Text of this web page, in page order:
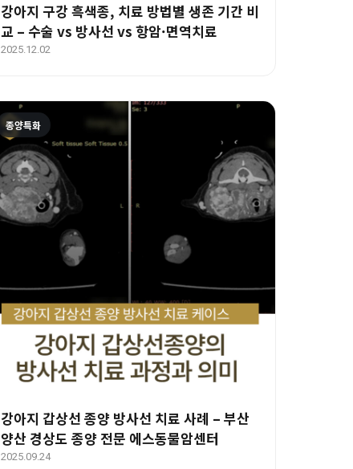
강아지 구강 흑색종, 치료 방법별 생존 기간 비
교 – 수술 vs 방사선 vs 항암·면역치료
2025.12.02
종양특화
강아지 갑상선 종양 방사선 치료 사례 – 부산
양산 경상도 종양 전문 에스동물암센터
2025.09.24